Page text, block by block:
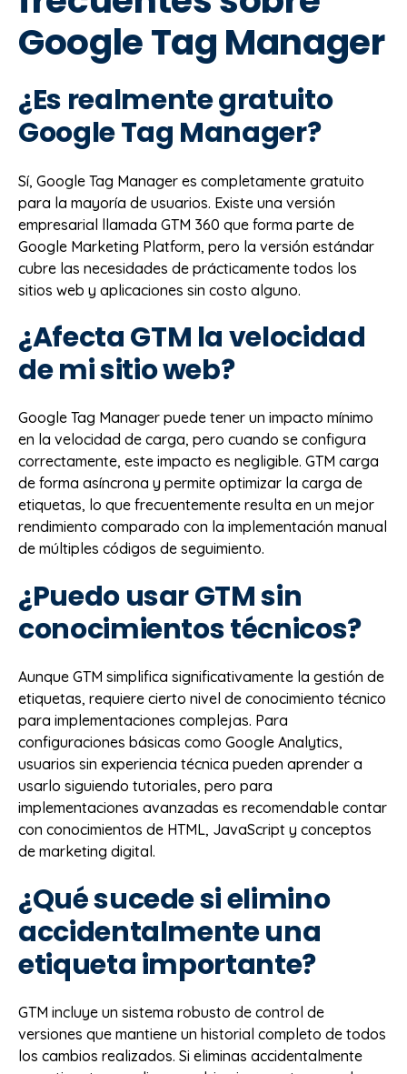
Google Tag Manager
¿Es realmente gratuito
Google Tag Manager?
Sí, Google Tag Manager es completamente gratuito
para la mayoría de usuarios. Existe una versión
empresarial llamada GTM 360 que forma parte de
Google Marketing Platform, pero la versión estándar
cubre las necesidades de prácticamente todos los
sitios web y aplicaciones sin costo alguno.
¿Afecta GTM la velocidad
de mi sitio web?
Google Tag Manager puede tener un impacto mínimo
en la velocidad de carga, pero cuando se configura
correctamente, este impacto es negligible. GTM carga
de forma asíncrona y permite optimizar la carga de
etiquetas, lo que frecuentemente resulta en un mejor
rendimiento comparado con la implementación manual
de múltiples códigos de seguimiento.
¿Puedo usar GTM sin
conocimientos técnicos?
Aunque GTM simplifica significativamente la gestión de
etiquetas, requiere cierto nivel de conocimiento técnico
para implementaciones complejas. Para
configuraciones básicas como Google Analytics,
usuarios sin experiencia técnica pueden aprender a
usarlo siguiendo tutoriales, pero para
implementaciones avanzadas es recomendable contar
con conocimientos de HTML, JavaScript y conceptos
de marketing digital.
¿Qué sucede si elimino
accidentalmente una
etiqueta importante?
GTM incluye un sistema robusto de control de
versiones que mantiene un historial completo de todos
los cambios realizados. Si eliminas accidentalmente